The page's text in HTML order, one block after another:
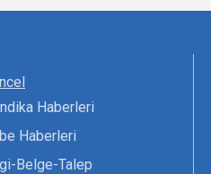
Haberleri
Haberleri
Belge-Talep